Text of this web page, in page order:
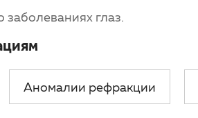
заболеваниях глаз.
Аномалии рефракции